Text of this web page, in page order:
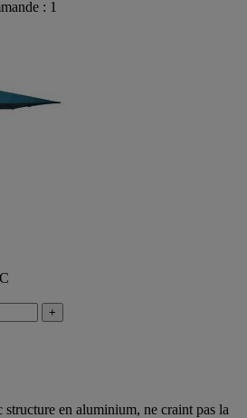
: 1
+
structure en aluminium, ne craint pas la